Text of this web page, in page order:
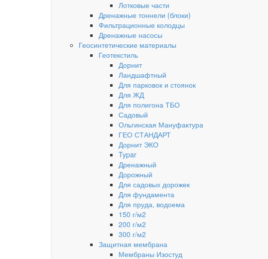
Лотковые части
Дренажные тоннели (блоки)
Фильтрационные колодцы
Дренажные насосы
Геосинтетические материалы
Геотекстиль
Дорнит
Ландшафтный
Для парковок и стоянок
Для ЖД
Для полигона ТБО
Садовый
Ольгинская Мануфактура
ГЕО СТАНДАРТ
Дорнит ЭКО
Typar
Дренажный
Дорожный
Для садовых дорожек
Для фундамента
Для пруда, водоема
150 г/м2
200 г/м2
300 г/м2
Защитная мембрана
Мембраны Изостуд